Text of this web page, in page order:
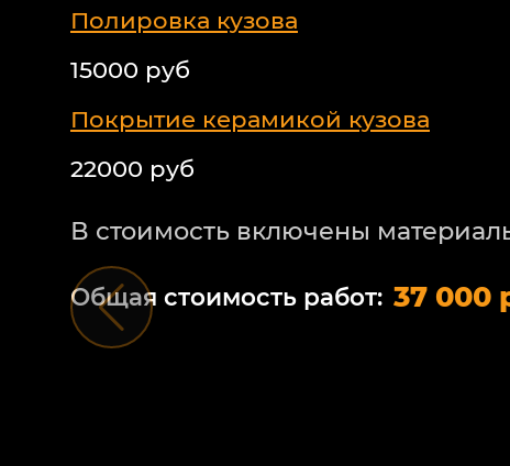
Полировка кузова
15000 руб
Покрытие керамикой кузова
22000 руб
В стоимость включены
Общая стоимость работ: 37 000